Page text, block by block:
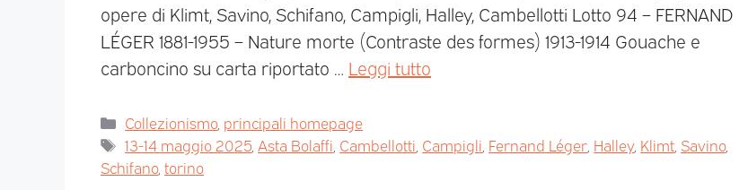
opere di Klimt, Savino, Schifano, Campigli, Halley, Cambellotti Lotto 94 – FERNAND
LÉGER 1881-1955 – Nature morte (Contraste des formes) 1913-1914 Gouache e
carboncino su carta riportato … Leggi tutto
Collezionismo, principali homepage
13-14 maggio 2025,Asta Bolaffi Cambellotti Campigli Fernand Léger Halley, Klimt ,Savino,
Schifano, torino